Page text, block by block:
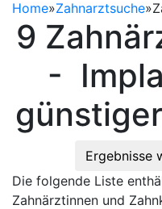
Home»Zahnarztsuche»
9
-
Ergebnisse
Die folgende Liste
Zahnärztinnen und